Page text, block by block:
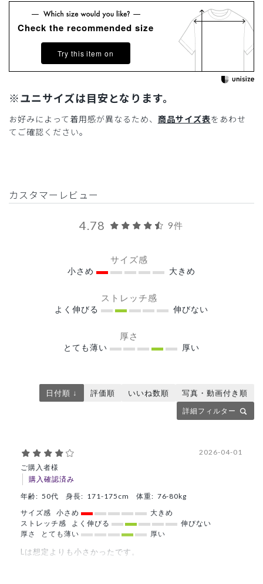
Check the recommended size
Try this item on
※ユニサイズは目安となります。
お好みによって着用感が異なるため、 商品サイズ表をあわせ
てご確認ください。
カスタマーレビュー
4.78 9件
サイズ感
小さめ 大きめ
ストレッチ感
よく伸びる 伸びない
厚さ
とても薄い 厚い
詳細フィルター
日付順 ↓ 評価順 いいね数順 写真・動画付き順
ご購入者様
購入確認済み
2026-04-01
年齢: 50代 身長: 171-175cm 体重: 76-80kg
サイズ感
小さめ
大きめ
ストレッチ感
よく伸びる
伸びない
厚さ
とても薄い 厚い
Lは想定よりも小さかったです。